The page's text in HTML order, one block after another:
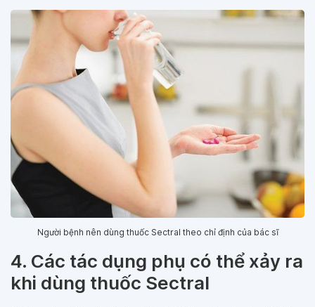
Người bệnh nên dùng thuốc Sectral theo chỉ định của bác sĩ
4. Các tác dụng phụ có thể xảy ra
khi dùng thuốc Sectral